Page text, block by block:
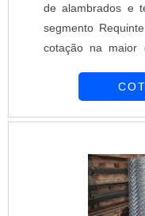
de alambrados e
segmento
cotação na maior
área de
especializadas.
materiais, além de